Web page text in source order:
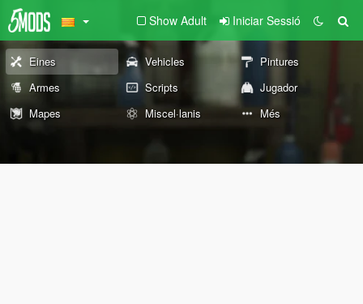
Show Adult Iniciar Sessió
Eines Vehicles
Pintures
Armes
Scripts
Jugador
Mapes
Miscel·lanis Més